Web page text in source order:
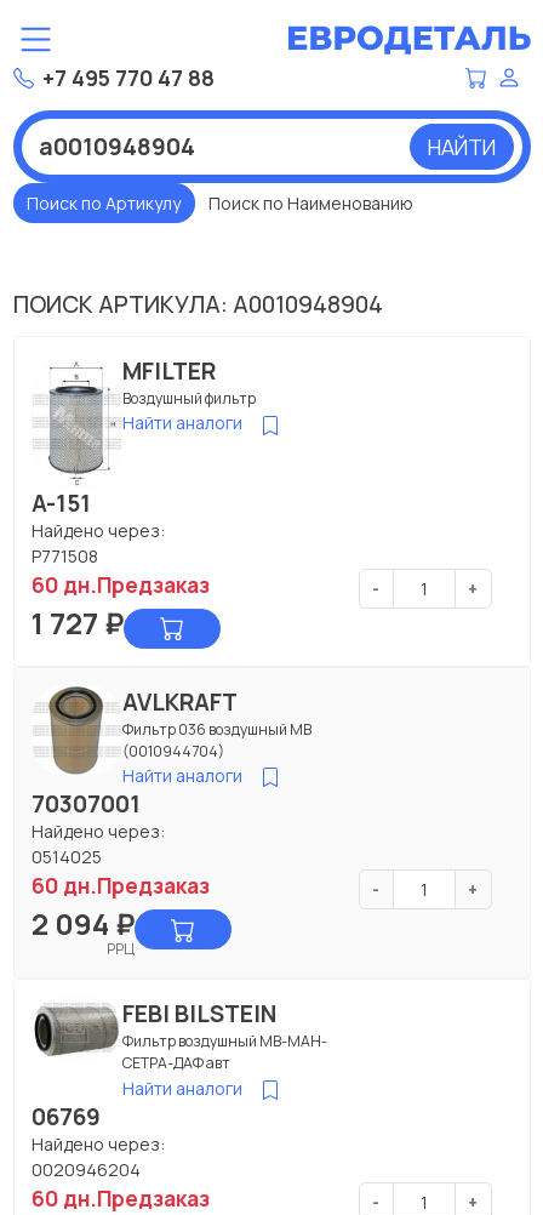
+7 495 770 47 88
НАЙТИ
Поиск по Артикулу Поиск по Наименованию
ПОИСК АРТИКУЛА: A0010948904
MFILTER
Воздушный фильтр
Найти аналоги
A-151
Найдено через:
P771508
60 дн.Предзаказ - +
1 727 ₽
AVLKRAFT
Фильтр 036 воздушный МВ
(0010944704)
Найти аналоги
70307001
Найдено через:
0514025
60 дн.Предзаказ - +
2 094 ₽
РРЦ
FEBI BILSTEIN
Фильтр воздушный МВ-МАН-
СЕТРА-ДАФ авт
Найти аналоги
06769
Найдено через:
0020946204
60 дн.Предзаказ - +